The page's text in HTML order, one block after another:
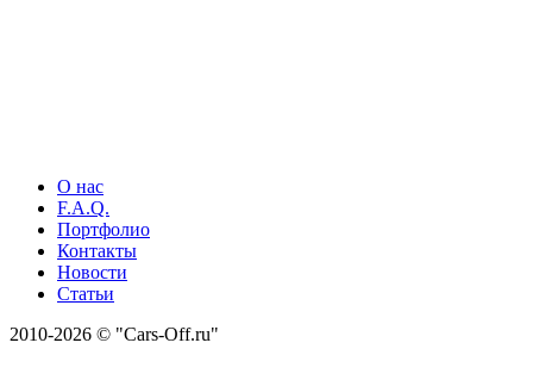
О нас
F.A.Q.
Портфолио
Контакты
Новости
Статьи
2010-2026 © "Cars-Off.ru"